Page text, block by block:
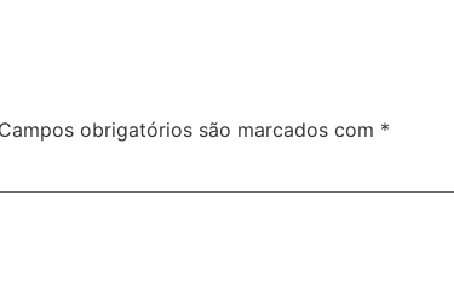
Campos obrigatórios são marcados com *